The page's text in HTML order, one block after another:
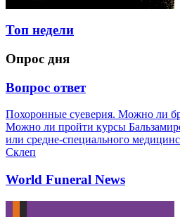
Топ недели
Опрос дня
Вопрос ответ
Похоронные суеверия. Можно ли
Можно ли пройти курсы
или средне-специального
Склеп
World Funeral News